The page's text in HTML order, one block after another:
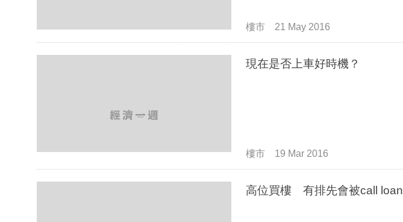
樓市 21 May 2016
現在是否上車好時機？
樓市 19 Mar 2016
高位買樓 有排先會被call loan